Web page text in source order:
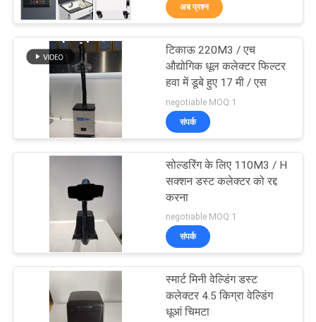
गुणवत्ता
नियंत्रण
एक
अनुरोध
करें
साइटमैप
मिलाप धूआं चिमटा
31
प्रयोगशाला धूआं चिमटा
अब प्रश्न
टिकाऊ 220M3 / एच
औद्योगिक धूल कलेक्टर फिल्टर
हवा में डूबे हुए 17 मी / एस
negotiable MOQ:1
संपर्क
सोल्डरिंग के लिए 110M3 / H
सक्शन डस्ट कलेक्टर को रद्द
करना
negotiable MOQ:1
संपर्क
स्मार्ट मिनी वेल्डिंग डस्ट
कलेक्टर 4.5 किग्रा वेल्डिंग
धूआं चिमटा